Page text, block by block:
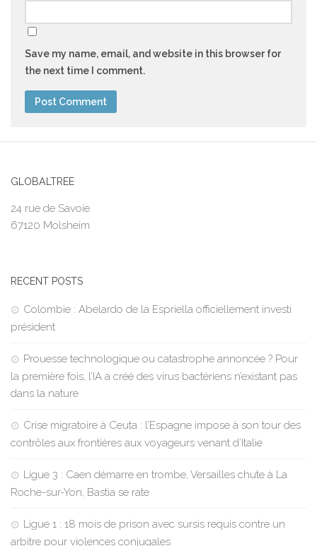
Save my name, email, and website in this browser for
the next time I comment.
GLOBALTREE
24 rue de Savoie
67120 Molsheim
RECENT POSTS
Colombie : Abelardo de la Espriella officiellement investi
président
Prouesse technologique ou catastrophe annoncée ? Pour
la première fois, l’IA a créé des virus bactériens n’existant pas
dans la nature
Crise migratoire à Ceuta : l’Espagne impose à son tour des
contrôles aux frontières aux voyageurs venant d’Italie
Ligue 3 : Caen démarre en trombe, Versailles chute à La
Roche-sur-Yon, Bastia se rate
Ligue 1 : 18 mois de prison avec sursis requis contre un
arbitre pour violences conjugales